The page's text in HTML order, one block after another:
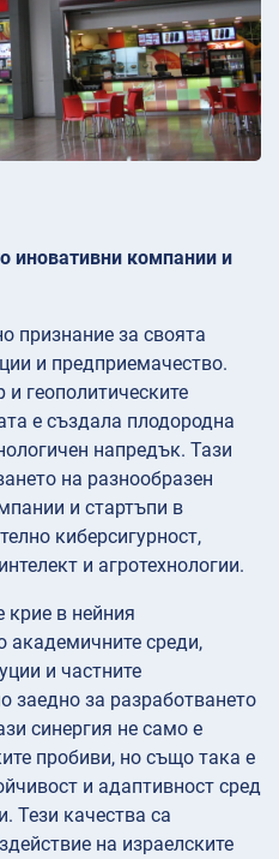
иновативни компании и
признание за своята
и предприемачество.
геополитическите
е създала плодородна
напредък. Тази
на разнообразен
и стартъпи в
киберсигурност,
и агротехнологии.
крие в нейния
академичните среди,
и частните
заедно за разработването
синергия не само е
пробиви, но също така е
и адаптивност сред
Тези качества са
на израелските